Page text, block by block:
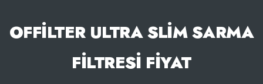
OFFILTER ULTRA SLIM SARMA
FILTRESI FIYAT